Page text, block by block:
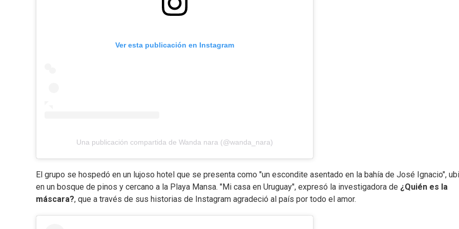
Ver esta publicación en Instagram
Una publicación compartida de Wanda nara (@wanda_nara)
El grupo se hospedó en un lujoso hotel que se presenta como "un escondite asentado en la bahía de José Ignacio",
en un bosque de pinos y cercano a la Playa Mansa. "Mi casa en Uruguay", expresó la investigadora de ¿Quién es la
máscara?, que a través de sus historias de Instagram agradeció al país por todo el amor.